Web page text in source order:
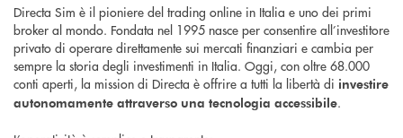
Directa Sim è il pioniere del trading online in Italia e uno dei primi
broker al mondo. Fondata nel 1995 nasce per consentire all’investitore
privato di operare direttamente sui mercati finanziari e cambia per
sempre la storia degli investimenti in Italia. Oggi, con oltre 68.000
conti aperti, la mission di Directa è offrire a tutti la libertà di investire
autonomamente attraverso una tecnologia accessibile.